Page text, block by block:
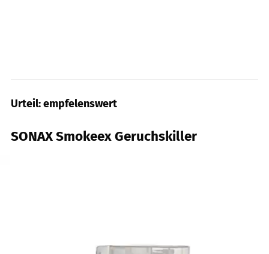
Urteil: empfelenswert
SONAX Smokeex Geruchskiller